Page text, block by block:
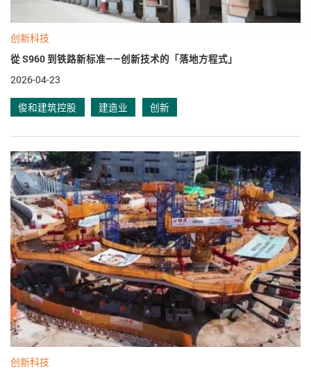
创新科技
從 S960 到铁路新标准——创新技术的「落地方程式」
2026-04-23
俊和建筑控股 建造业 创新
创新科技